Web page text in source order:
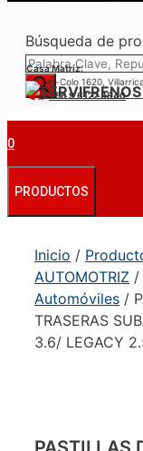
Búsqueda de
Casa Matríz:
Colo-Colo 1620, Villarrica.
+56 9 6122 3840
0
PRODUCTOS
Inicio /
AUTOMOTRIZ /
Automóviles /
TRASERAS
3.6/ LEGACY